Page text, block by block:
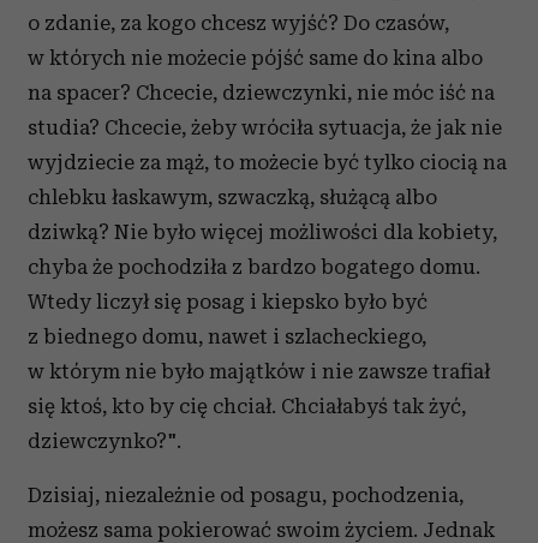
o zdanie, za kogo chcesz wyjść? Do czasów,
w których nie możecie pójść same do kina albo
na spacer? Chcecie, dziewczynki, nie móc iść na
studia? Chcecie, żeby wróciła sytuacja, że jak nie
wyjdziecie za mąż, to możecie być tylko ciocią na
chlebku łaskawym, szwaczką, służącą albo
dziwką? Nie było więcej możliwości dla kobiety,
chyba że pochodziła z bardzo bogatego domu.
Wtedy liczył się posag i kiepsko było być
z biednego domu, nawet i szlacheckiego,
w którym nie było majątków i nie zawsze trafiał
się ktoś, kto by cię chciał. Chciałabyś tak żyć,
dziewczynko?".
Dzisiaj, niezależnie od posagu, pochodzenia,
możesz sama pokierować swoim życiem. Jednak